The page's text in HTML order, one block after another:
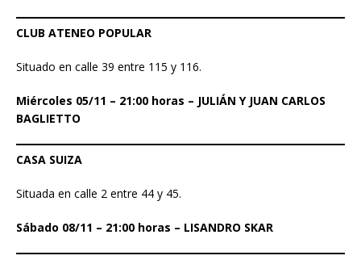
CLUB ATENEO POPULAR
Situado en calle 39 entre 115 y 116.
Miércoles 05/11 – 21:00 horas – JULIÁN Y JUAN CARLOS
BAGLIETTO
CASA SUIZA
Situada en calle 2 entre 44 y 45.
Sábado 08/11 – 21:00 horas – LISANDRO SKAR